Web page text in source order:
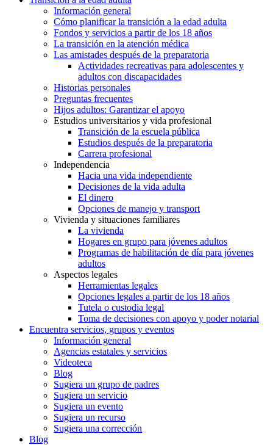
Información general
Cómo planificar la transición a la edad adulta
Fondos y servicios a partir de los 18 años
La transición en la atención médica
Las amistades después de la preparatoria
Actividades recreativas para adolescentes y
adultos con discapacidades
Historias personales
Preguntas frecuentes
Hijos adultos: Garantizar el apoyo
Estudios universitarios y vida profesional
Transición de la escuela pública
Estudios después de la preparatoria
Carrera profesional
Independencia
Hacia una vida independiente
Decisiones de la vida adulta
El dinero
Opciones de manejo y transport
Vivienda y situaciones familiares
La vivienda
Hogares en grupo para jóvenes adultos
Programas de habilitación de día para jóvenes
adultos
Aspectos legales
Herramientas legales
Opciones legales a partir de los 18 años
Tutela o custodia legal
Toma de decisiones con apoyo y poder notarial
Encuentra servicios, grupos y eventos
Información general
Agencias estatales y servicios
Videoteca
Blog
Sugiera un grupo de padres
Sugiera un servicio
Sugiera un evento
Sugiera un recurso
Sugiera una corrección
Blog